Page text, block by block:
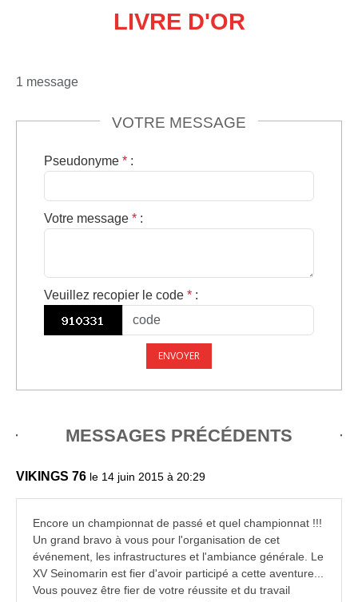
LIVRE D'OR
1 message
VOTRE MESSAGE
Pseudonyme * :
Votre message * :
Veuillez recopier le code * :
ENVOYER
MESSAGES PRÉCÉDENTS
VIKINGS 76 le 14 juin 2015 à 20:29
Encore un championnat de passé et quel championnat !!!
Un grand bravo à vous pour l'organisation de cet
événement, les infrastructures et l'ambiance générale. Le
XV Seinomarin est fier d'avoir participé a cette aventure...
Vous pouvez être fier de votre réussite et du travail